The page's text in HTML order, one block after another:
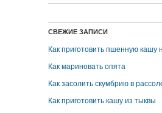
СВЕЖИЕ ЗАПИСИ
Как приготовить пшенную кашу
Как мариновать опята
Как засолить скумбрию в
Как приготовить кашу из тыквы